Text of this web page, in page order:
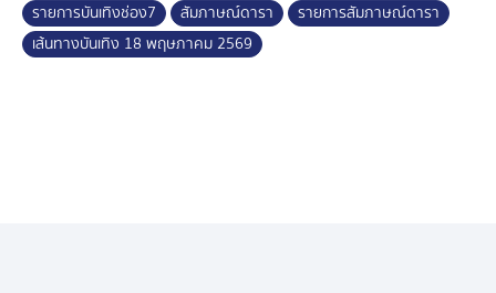
รายการบันเทิงช่อง7
สัมภาษณ์ดารา
รายการสัมภาษณ์ดารา
เส้นทางบันเทิง 18 พฤษภาคม 2569